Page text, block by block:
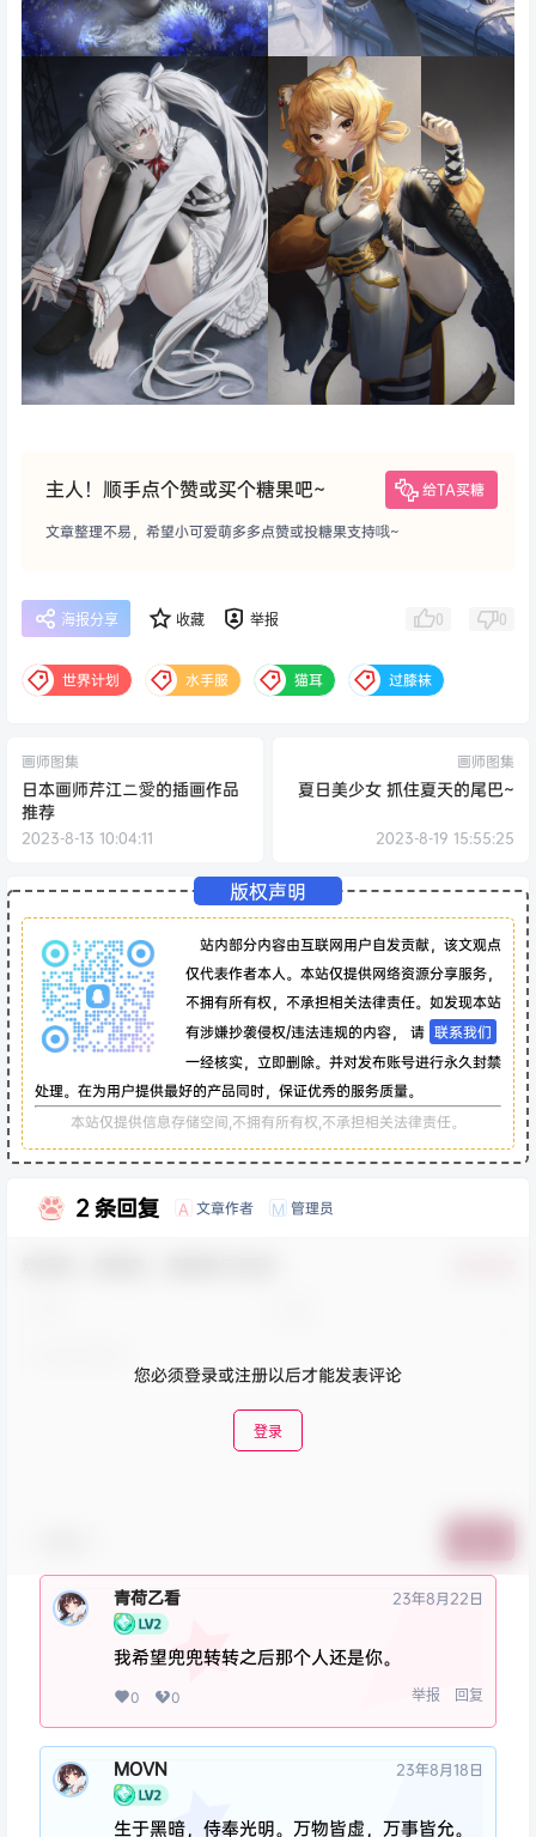
主人！顺手点个赞或买个糖果吧~ 给TA买糖
文章整理不易，希望小可爱萌多多点赞或投糖果支持哦~
海报分享 收藏 举报 0 0
世界计划 水手服 猫耳 过膝袜
画师图集
日本画师芹江ニ愛的插画作品
推荐
2023-8-13 10:04:11
画师图集
夏日美少女 抓住夏天的尾巴~
2023-8-19 15:55:25
版权声明
站内部分内容由互联网用户自发贡献，该文观点
仅代表作者本人。本站仅提供网络资源分享服务，
不拥有所有权，不承担相关法律责任。如发现本站
有涉嫌抄袭侵权/违法违规的内容， 请 联系我们
一经核实，立即删除。并对发布账号进行永久封禁
处理。在为用户提供最好的产品同时，保证优秀的服务质量。
本站仅提供信息存储空间,不拥有所有权,不承担相关法律责任。
2 条回复 A 文章作者 M 管理员
您必须登录或注册以后才能发表评论
登录
青荷乙看 23年8月22日
我希望兜兜转转之后那个人还是你。
0 0 举报 回复
MOVN 23年8月18日
生于黑暗，侍奉光明。万物皆虚，万事皆允。